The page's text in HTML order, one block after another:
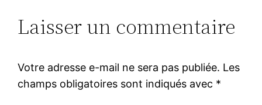
Laisser un commentaire
Votre adresse e-mail ne sera pas publiée. Les
champs obligatoires sont indiqués avec *